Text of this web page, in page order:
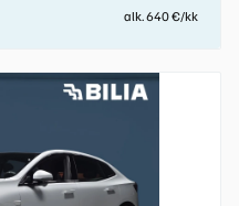
alk. 640 €/kk